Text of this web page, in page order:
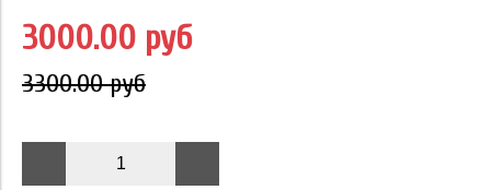
3000.00 руб
3300.00 руб